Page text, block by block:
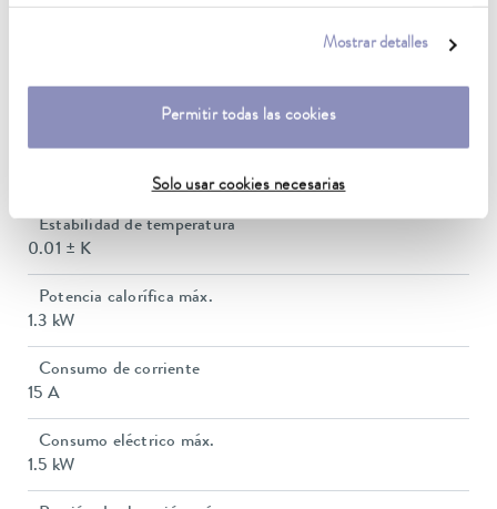
Mostrar detalles
Permitir todas las cookies
Solo usar cookies necesarias
agua
Rango de temperatura de funcionamiento
Temperatura ambiente
Estabilidad de temperatura
0.01 ± K
Potencia calorífica máx.
1.3 kW
Consumo de corriente
15 A
Consumo eléctrico máx.
1.5 kW